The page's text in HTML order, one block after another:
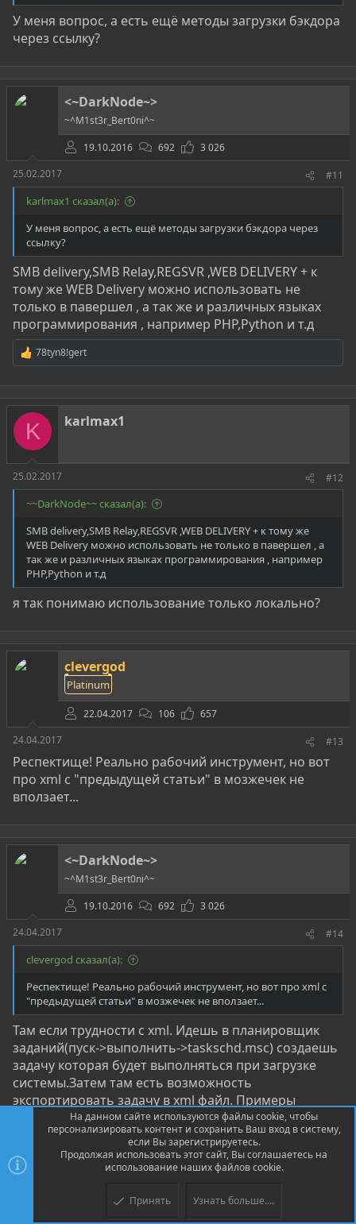
У меня вопрос, а есть ещё методы загрузки бэкдора
через ссылку?
<~DarkNode~>
~^M1st3r_Bert0ni^~
19.10.2016
692
3 026
25.02.2017
#11
karlmax1 сказал(а):
У меня вопрос, а есть ещё методы загрузки бэкдора через
ссылку?
SMB delivery,SMB Relay,REGSVR ,WEB DELIVERY + к
тому же WEB Delivery можно использовать не
только в павершел , а так же и различных языках
программирования , например PHP,Python и т.д
Р
е
а
к
ц
и
:
78tyn8!gert
K karlmax1
25.02.2017 #12
~~DarkNode~~ сказал(а):
SMB delivery,SMB Relay,REGSVR ,WEB DELIVERY + к тому же
WEB Delivery можно использовать не только в павершел , а
так же и различных языках программирования , например
PHP,Python и т.д
я так понимаю использование только локально?
clevergod
Platinum
22.04.2017 106
657
24.04.2017
#13
Респектище! Реально рабочий инструмент, но вот
про xml с "предыдущей статьи" в мозжечек не
вползает...
<~DarkNode~>
~^M1st3r_Bert0ni^~
19.10.2016
692
3 026
24.04.2017
#14
clevergod сказал(а):
Респектище! Реально рабочий инструмент, но вот про xml с
"предыдущей статьи" в мозжечек не вползает...
Там если трудности с xml. Идешь в планировщик
заданий(пуск->выполнить->taskschd.msc) создаешь
задачу которая будет выполняться при загрузке
системы.Затем там есть возможность
экспортировать задачу в xml файл. Примеры
можешь посмотретьтутитут. Затем их так же
можно и импортировать через консольную утилиту
schtasks.exe
Соответственно говоря я просто взял
шаблон ,который генерируется питоновским
На данном сайте используются файлы cookie, чтобы
персонализировать контент и сохранить Ваш вход в систему,
если Вы зарегистрируетесь.
Продолжая использовать этот сайт, Вы соглашаетесь на
использование наших файлов cookie.
Принять Узнать больше....